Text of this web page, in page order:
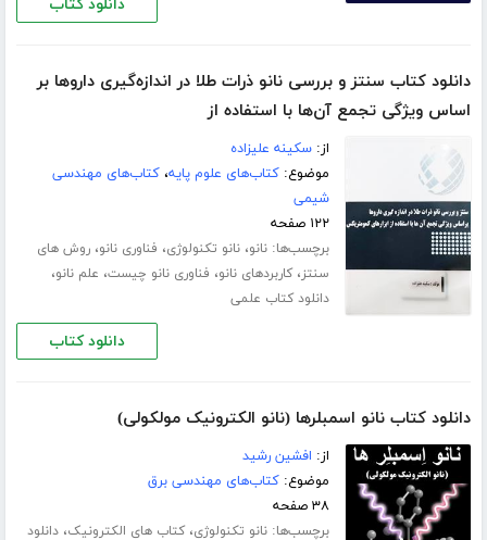
دانلود کتاب
دانلود کتاب سنتز و بررسی نانو ذرات طلا در اندازه‌گیری داروها بر
اساس ویژگی تجمع آن‌ها با استفاده از
از:سکینه علیزاده
موضوع:کتاب‌های علوم پایه،کتاب‌های مهندسی
شیمی
۱۲۲ صفحه
برچسب‌ها:نانو،نانو تکنولوژی، فناوری نانو،روش های
سنتز،کاربردهای نانو، فناوری نانو چیست، علم نانو،
دانلود کتاب علمی
دانلود کتاب
دانلود کتاب نانو اسمبلرها (نانو الکترونیک مولکولی)
از: افشین رشید
موضوع:کتاب‌های مهندسی برق
۳۸ صفحه
برچسب‌ها:نانو تکنولوژی،کتاب های الکترونیک،دانلود